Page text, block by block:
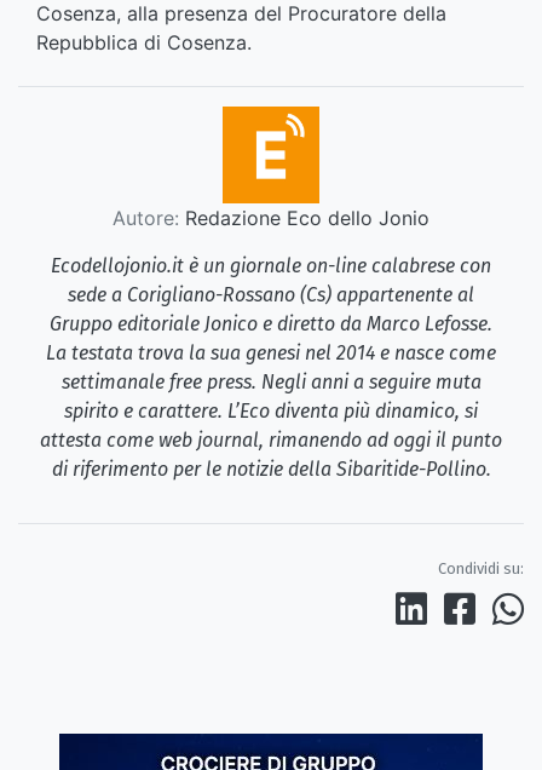
Cosenza, alla presenza del Procuratore della
Repubblica di Cosenza.
Autore: Redazione Eco dello Jonio
Ecodellojonio.it è un giornale on-line calabrese con
sede a Corigliano-Rossano (Cs) appartenente al
Gruppo editoriale Jonico e diretto da Marco Lefosse.
La testata trova la sua genesi nel 2014 e nasce come
settimanale free press. Negli anni a seguire muta
spirito e carattere. L’Eco diventa più dinamico, si
attesta come web journal, rimanendo ad oggi il punto
di riferimento per le notizie della Sibaritide-Pollino.
Condividi su: